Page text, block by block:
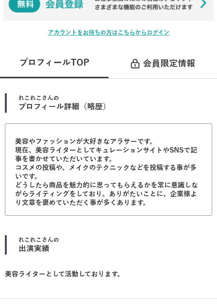
アカウントをお持ちの方はこちらからログイン
プロフィールTOP 会員限定情報
れこれこ さんの
プロフィール詳細（略歴）
美容やファッションが大好きなアラサーです。
現在、美容ライターとしてキュレーションサイトやSNSで記
事を書かせていただいています。
コスメの投稿や、メイクのテクニックなどを投稿する事が多
いです。
どうしたら商品を魅力的に思ってもらえるかを常に意識しな
がらライティングをしており、ありがたいことに、企業様よ
り文章を褒めていただく事が多くあります。
れこれこ さんの
出演実績
美容ライターとして活動しております。